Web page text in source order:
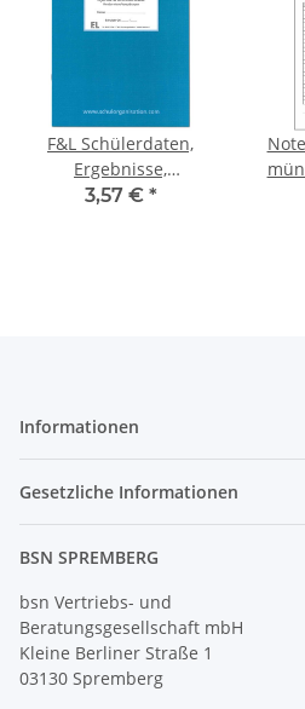
F&L Schülerdaten,
Ergebnisse,
Versäumnisse
3,57 € *
Informationen
Gesetzliche Informationen
BSN SPREMBERG
bsn Vertriebs- und
Beratungsgesellschaft mbH
Kleine Berliner Straße 1
03130 Spremberg